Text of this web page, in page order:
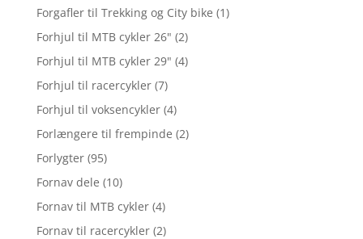
Forgafler til Trekking og City bike (1)
Forhjul til MTB cykler 26" (2)
Forhjul til MTB cykler 29" (4)
Forhjul til racercykler (7)
Forhjul til voksencykler (4)
Forlængere til frempinde (2)
Forlygter (95)
Fornav dele (10)
Fornav til MTB cykler (4)
Fornav til racercykler (2)